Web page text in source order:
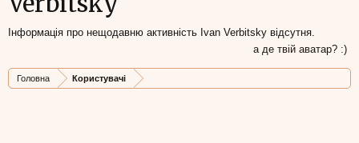
Інформація про нещодавню активність Ivan Verbitsky відсутня.
а де твій аватар? :)
Головна Користувачі